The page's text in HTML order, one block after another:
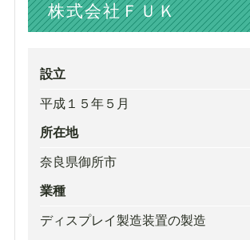
株式会社ＦＵＫ
設立
平成１５年５月
所在地
奈良県御所市
業種
ディスプレイ製造装置の製造